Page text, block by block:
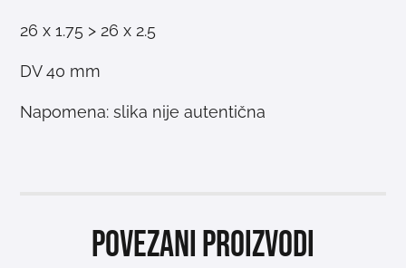
26 x 1.75 > 26 x 2.5
DV 40 mm
Napomena: slika nije autentična
Povezani proizvodi